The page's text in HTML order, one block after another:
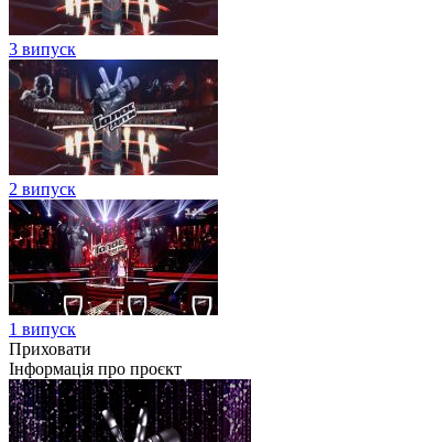
3 випуск
2 випуск
1 випуск
Приховати
Інформація про проєкт